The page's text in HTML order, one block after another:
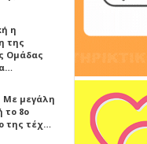
η
της
Ομάδας
Με μεγάλη
το 8ο
της τέχ…